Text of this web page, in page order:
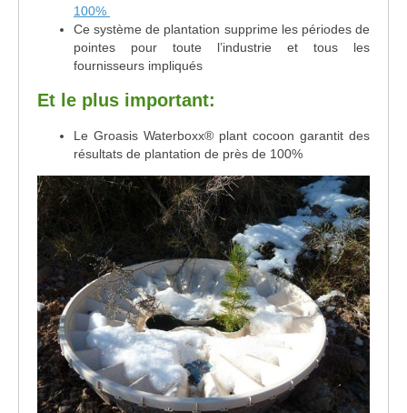
100%
Ce système de plantation supprime les périodes de
pointes pour toute l’industrie et tous les
fournisseurs impliqués
Et le plus important:
Le Groasis Waterboxx® plant cocoon garantit des
résultats de plantation de près de 100%